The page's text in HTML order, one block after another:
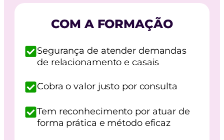
COM A FORMAÇÃO
Segurança de atender demandas
de relacionamento e casais
Cobra o valor justo por consulta
Tem reconhecimento por atuar de
forma prática e método eficaz